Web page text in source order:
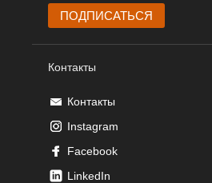
Контакты
Контакты
Instagram
Facebook
LinkedIn